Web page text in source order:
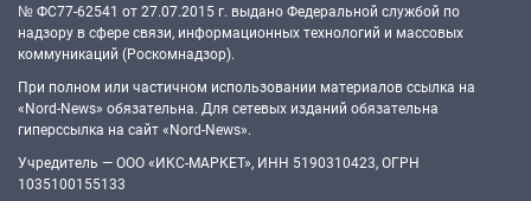
№ ФС77-62541 от 27.07.2015 г. выдано Федеральной службой по
надзору в сфере связи, информационных технологий и массовых
коммуникаций (Роскомнадзор).
При полном или частичном использовании материалов ссылка на
«Nord-News» обязательна. Для сетевых изданий обязательна
гиперссылка на сайт «Nord-News».
Учредитель — ООО «ИКС-МАРКЕТ», ИНН 5190310423, ОГРН
1035100155133